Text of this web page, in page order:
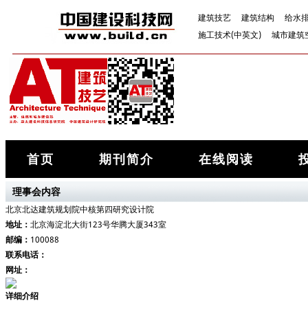
建筑技艺 建筑结构
给水
施工技术(中英文)
城市建筑
首页 期刊简介 在线阅读
理事会内容
北京北达建筑规划院中核第四研究设计院
地址： 北京海淀北大街123号华腾大厦343室
邮编： 100088
联系电话：
网址：
详细介绍